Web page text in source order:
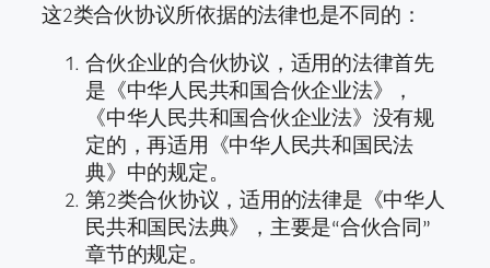
这2类合伙协议所依据的法律也是不同的：
合伙企业的合伙协议，适用的法律首先
是《中华人民共和国合伙企业法》，
《中华人民共和国合伙企业法》没有规
定的，再适用《中华人民共和国民法
典》中的规定。
第2类合伙协议，适用的法律是《中华人
民共和国民法典》，主要是“合伙合同”
章节的规定。